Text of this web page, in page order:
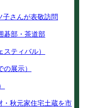
さんが表敬訪問
碁部・茶道部
ティバル）
展示）
・秋元家住宅土蔵を市